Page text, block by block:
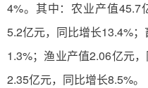
4%。其中：农业产值45.7
5.2亿元，同比增长13.4%
1.3%；渔业产值2.06亿元
2.35亿元，同比增长8.5%。